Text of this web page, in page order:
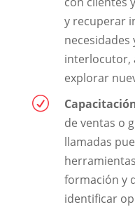
y recuperar
necesidades
interlocutor,
explorar
R
de ventas o
llamadas
formación y
identificar